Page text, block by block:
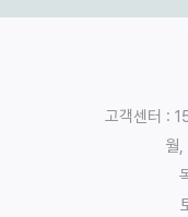
고객센터 :
월